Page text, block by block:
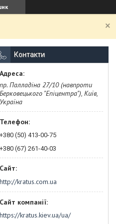
Контакти
пр. Палладіна 27/10 (навпроти
Берковецького "Епіцентра"), Київ,
Україна
+380 (50) 413-00-75
+380 (67) 261-40-03
http://kratus.com.ua
https://kratus.kiev.ua/ua/